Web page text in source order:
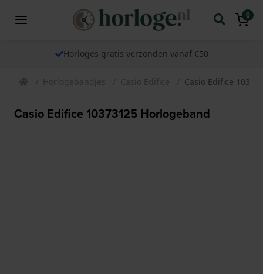
0
Horloges gratis verzonden vanaf €50
Horlogebandjes Casio Edifice Casio Edifice
Casio Edifice 10373125 Horlogeband